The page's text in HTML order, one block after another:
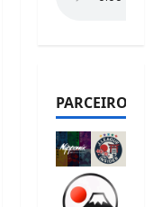
PARCEIROS